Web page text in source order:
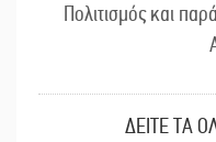
Πολιτισμός και
ΔΕΙΤΕ ΤΑ